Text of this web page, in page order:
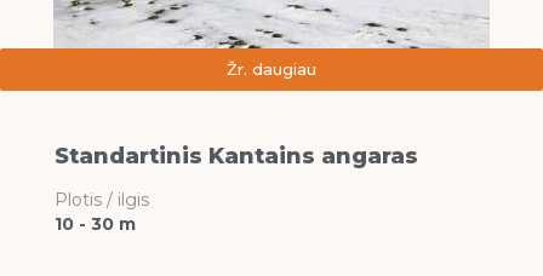
Žr. daugiau
Standartinis Kantains angaras
Plotis / ilgis
10 - 30 m